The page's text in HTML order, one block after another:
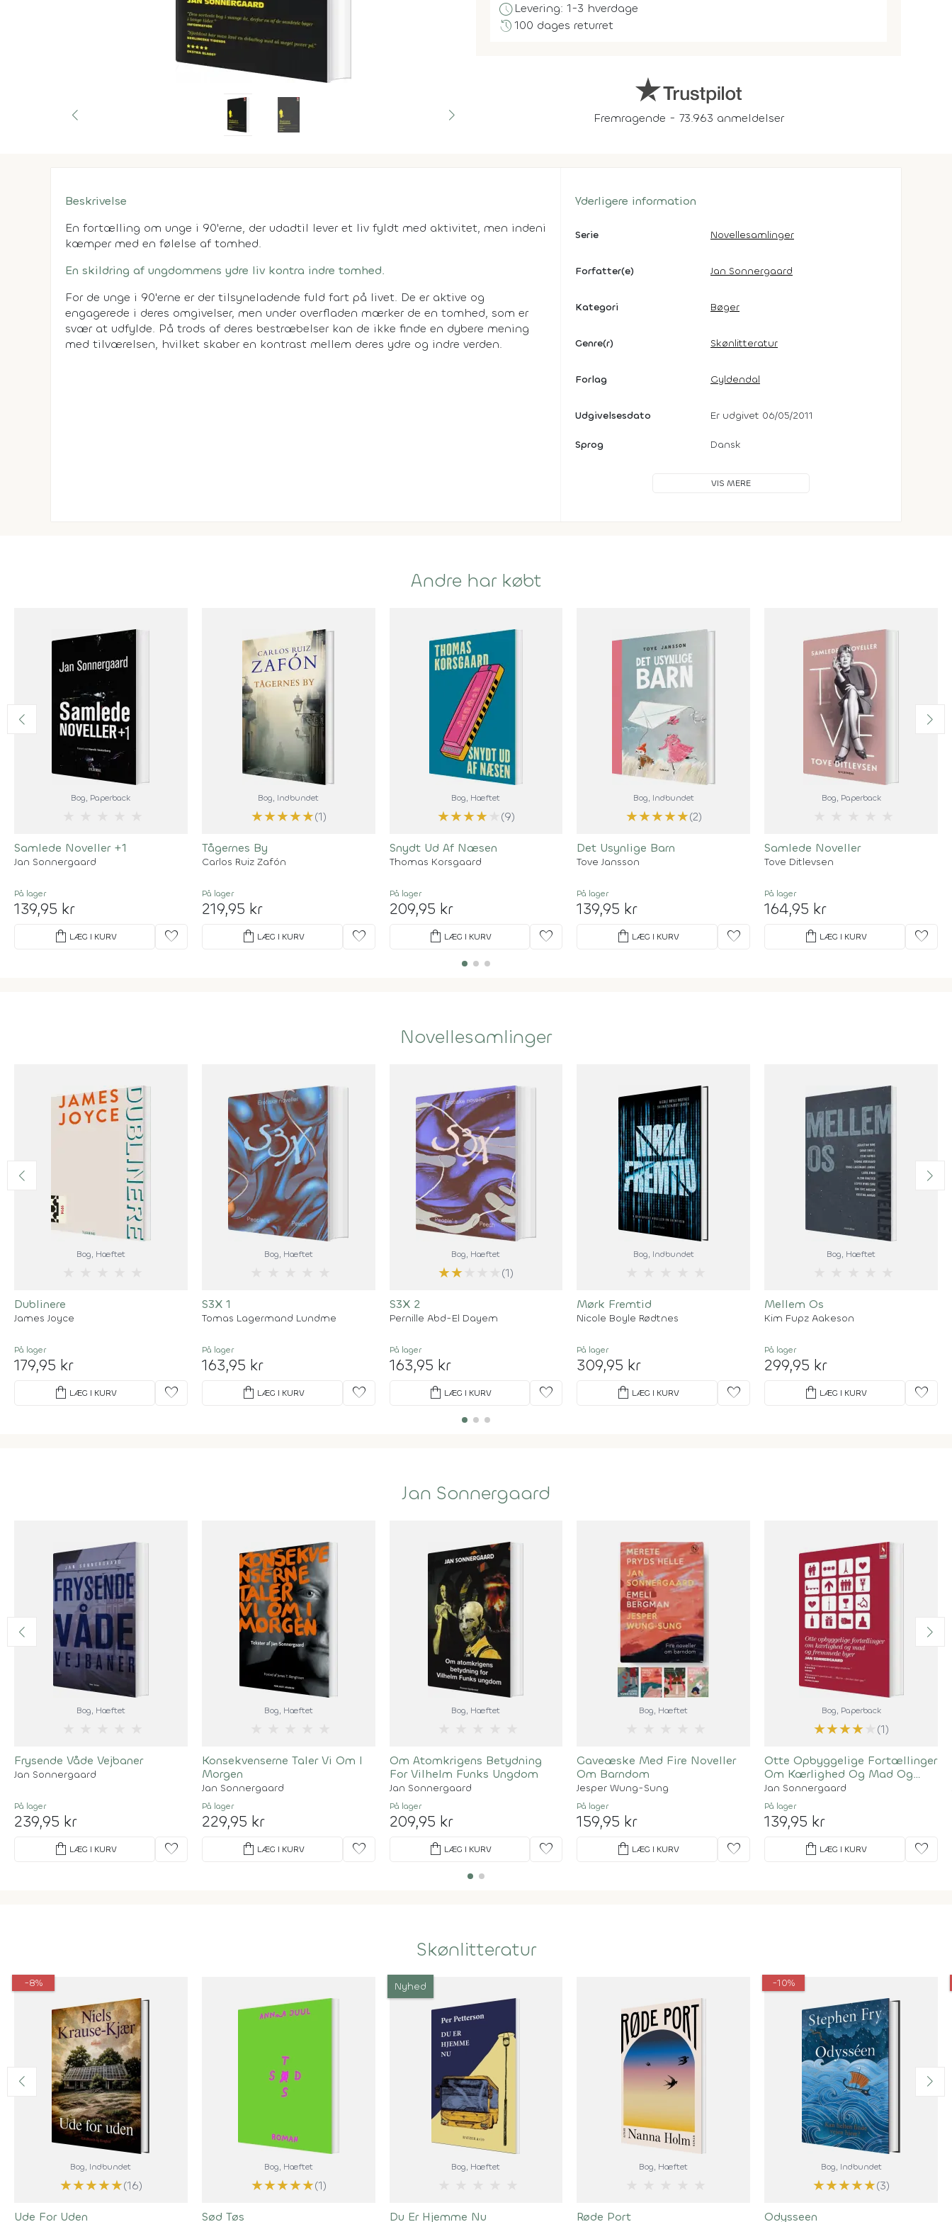
scheduleLevering: 1-3 hverdage
history100 dages returret
Fremragende - 73.963 anmeldelser
Beskrivelse
En fortælling om unge i 90'erne, der udadtil lever et liv fyldt med aktivitet, men indeni
kæmper med en følelse af tomhed.
En skildring af ungdommens ydre liv kontra indre tomhed.
For de unge i 90'erne er der tilsyneladende fuld fart på livet. De er aktive og
engagerede i deres omgivelser, men under overfladen mærker de en tomhed, som er
svær at udfylde. På trods af deres bestræbelser kan de ikke finde en dybere mening
med tilværelsen, hvilket skaber en kontrast mellem deres ydre og indre verden.
Yderligere information
Serie Novellesamlinger
Forfatter(e) Jan Sonnergaard
Kategori Bøger
Genre(r) Skønlitteratur
Forlag Gyldendal
Udgivelsesdato Er udgivet 06/05/2011
Sprog Dansk
VIS MERE
Andre har købt
Bog, Paperback
Samlede Noveller +1
Jan Sonnergaard
På lager
139,95 kr
shopping_bag LÆG I KURV favorite
Bog, Indbundet
★★★★★(1)
Tågernes By
Carlos Ruiz Zafón
På lager
219,95 kr
shopping_bag LÆG I KURV favorite
Bog, Hæftet
★★★★ (9)
Snydt Ud Af Næsen
Thomas Korsgaard
På lager
209,95 kr
shopping_bag LÆG I KURV favorite
Bog, Indbundet
★★★★★(2)
Det Usynlige Barn
Tove Jansson
På lager
139,95 kr
shopping_bag LÆG I KURV favorite
Bog, Paperback
Samlede Noveller
Tove Ditlevsen
På lager
164,95 kr
shopping_bag LÆG I KURV favorite
Novellesamlinger
Bog, Hæftet
Dublinere
James Joyce
På lager
179,95 kr
shopping_bag LÆG I KURV favorite
Bog, Hæftet
S3X 1
Tomas Lagermand Lundme
På lager
163,95 kr
shopping_bag LÆG I KURV favorite
Bog, Hæftet
★★ (1)
S3X 2
Pernille Abd-El Dayem
På lager
163,95 kr
shopping_bag LÆG I KURV favorite
Bog, Indbundet
Mørk Fremtid
Nicole Boyle Rødtnes
På lager
309,95 kr
shopping_bag LÆG I KURV favorite
Bog, Hæftet
Mellem Os
Kim Fupz Aakeson
På lager
299,95 kr
shopping_bag LÆG I KURV favorite
Jan Sonnergaard
Bog, Hæftet
Frysende Våde Vejbaner
Jan Sonnergaard
På lager
239,95 kr
shopping_bag LÆG I KURV favorite
Bog, Hæftet
Konsekvenserne Taler Vi Om I
Morgen
Jan Sonnergaard
På lager
229,95 kr
shopping_bag LÆG I KURV favorite
Bog, Hæftet
Om Atomkrigens Betydning
For Vilhelm Funks Ungdom
Jan Sonnergaard
På lager
209,95 kr
shopping_bag LÆG I KURV favorite
Bog, Hæftet
Gaveæske Med Fire Noveller
Om Barndom
Jesper Wung-Sung
På lager
159,95 kr
shopping_bag LÆG I KURV favorite
Bog, Paperback
★★★★ (1)
Otte Opbyggelige Fortællinger
Om Kærlighed Og Mad Og
Fremmede Byer
Jan Sonnergaard
På lager
139,95 kr
shopping_bag LÆG I KURV favorite
Skønlitteratur
-8%
Bog, Indbundet
★★★★★(16)
Ude For Uden
Bog, Hæftet
★★★★★(1)
Sød Tøs
Nyhed
Bog, Hæftet
Du Er Hjemme Nu
Bog, Hæftet
Røde Port
-10%
Bog, Indbundet
★★★★★(3)
Odysseen